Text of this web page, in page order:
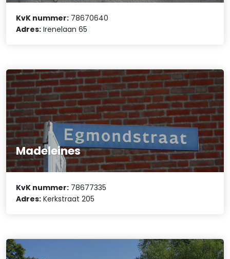
KvK nummer: 78670640
Adres: Irenelaan 65
Madeleines
KvK nummer: 78677335
Adres: Kerkstraat 205